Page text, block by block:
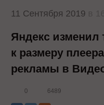
11 Сентября 2019
Яндекс изменил
к размеру
рекламы в
0 6489